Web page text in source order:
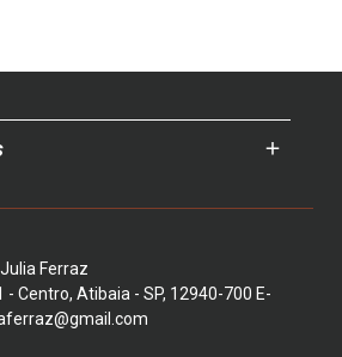
Ferraz
- Centro, Atibaia - SP, 12940-700 E-